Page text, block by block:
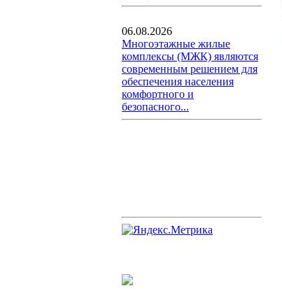
06.08.2026
Многоэтажные жилые
комплексы (МЖК) являются
современным решением для
обеспечения населения
комфортного и
безопасного...